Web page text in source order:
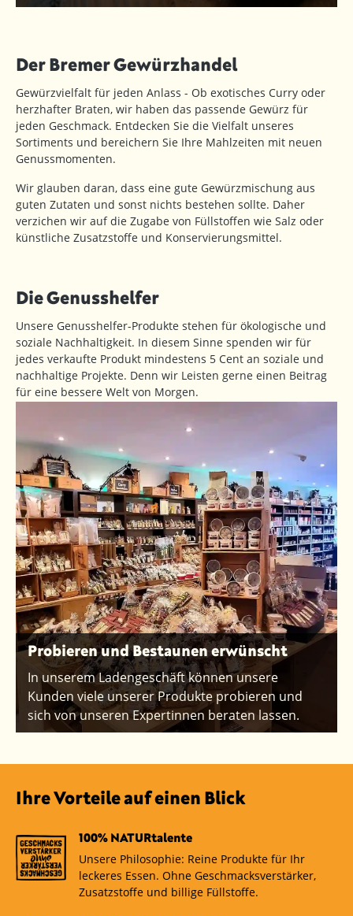
Der Bremer Gewürzhandel
Gewürzvielfalt für jeden Anlass - Ob exotisches Curry oder
herzhafter Braten, wir haben das passende Gewürz für
jeden Geschmack. Entdecken Sie die Vielfalt unseres
Sortiments und bereichern Sie Ihre Mahlzeiten mit neuen
Genussmomenten.
Wir glauben daran, dass eine gute Gewürzmischung aus
guten Zutaten und sonst nichts bestehen sollte. Daher
verzichen wir auf die Zugabe von Füllstoffen wie Salz oder
künstliche Zusatzstoffe und Konservierungsmittel.
Die Genusshelfer
Unsere Genusshelfer-Produkte stehen für ökologische und
soziale Nachhaltigkeit. In diesem Sinne spenden wir für
jedes verkaufte Produkt mindestens 5 Cent an soziale und
nachhaltige Projekte. Denn wir Leisten gerne einen Beitrag
für eine bessere Welt von Morgen.
Probieren und Bestaunen erwünscht
In unserem Ladengeschäft können unsere
Kunden viele unserer Produkte probieren und
sich von unseren Expertinnen beraten lassen.
Ihre Vorteile auf einen Blick
100% NATURtalente
Unsere Philosophie: Reine Produkte für Ihr
leckeres Essen. Ohne Geschmacksverstärker,
Zusatzstoffe und billige Füllstoffe.